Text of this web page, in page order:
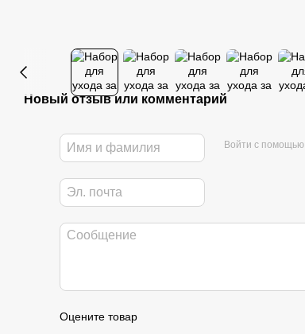
Новый отзыв или комментарий
Войти с помощью
Оцените товар